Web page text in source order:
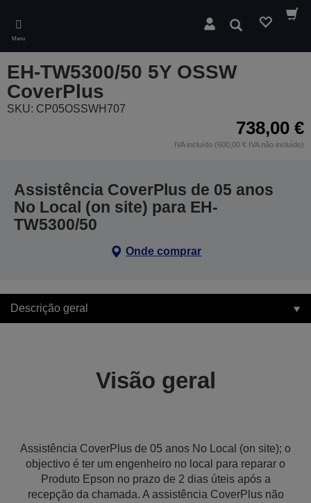
main
content
Menu
Pesquisar
EH-TW5300/50 5Y OSSW
CoverPlus
SKU: CP05OSSWH707
738,00 €
IVA incluído (600,00 € IVA não incluído)
Assistência CoverPlus de 05 anos
No Local (on site) para EH-
TW5300/50
Onde comprar
Descrição geral
Visão geral
Assistência CoverPlus de 05 anos No Local (on site); o
objectivo é ter um engenheiro no local para reparar o
Produto Epson no prazo de 2 dias úteis após a
recepção da chamada. A assistência CoverPlus não